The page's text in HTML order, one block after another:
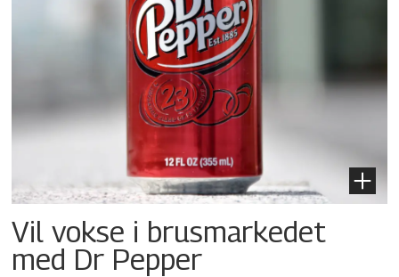
Vil vokse i brusmarkedet
med Dr Pepper